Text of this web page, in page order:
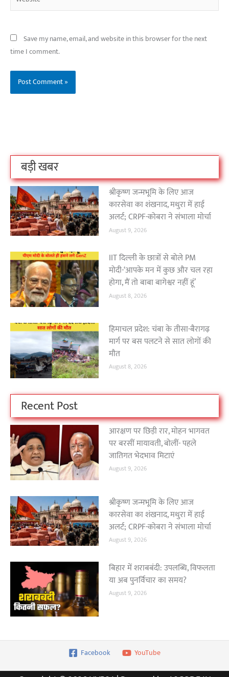
Save my name, email, and website in this browser for the next
time I comment.
बड़ी खबर
श्रीकृष्ण जन्मभूमि के लिए आज
कारसेवा का शंखनाद, मथुरा में हाई
अलर्ट; CRPF-कोबरा ने संभाला मोर्चा
August 9, 2026
IIT दिल्ली के छात्रों से बोले PM
मोदी-‘आपके मन में कुछ और चल रहा
होगा, मैं तो बाबा बागेश्वर नहीं हूं’
August 8, 2026
हिमाचल प्रदेश: चंबा के तीसा-बैरागढ़
मार्ग पर बस पलटने से सात लोगों की
मौत
August 8, 2026
Recent Post
आरक्षण पर छिड़ी रार, मोहन भागवत
पर बरसीं मायावती, बोलीं- पहले
जातिगत भेदभाव मिटाएं
August 9, 2026
श्रीकृष्ण जन्मभूमि के लिए आज
कारसेवा का शंखनाद, मथुरा में हाई
अलर्ट; CRPF-कोबरा ने संभाला मोर्चा
August 9, 2026
बिहार में शराबबंदी: उपलब्धि, विफलता
या अब पुनर्विचार का समय?
August 9, 2026
Facebook YouTube